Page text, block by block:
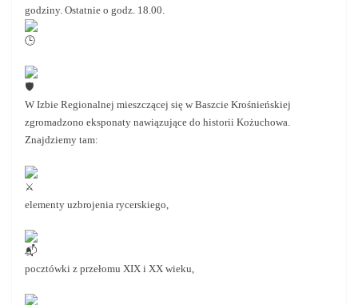
godziny. Ostatnie o godz. 18.00.
W Izbie Regionalnej mieszczącej się w Baszcie Krośnieńskiej
zgromadzono eksponaty nawiązujące do historii Kożuchowa.
Znajdziemy tam:
elementy uzbrojenia rycerskiego,
pocztówki z przełomu XIX i XX wieku,